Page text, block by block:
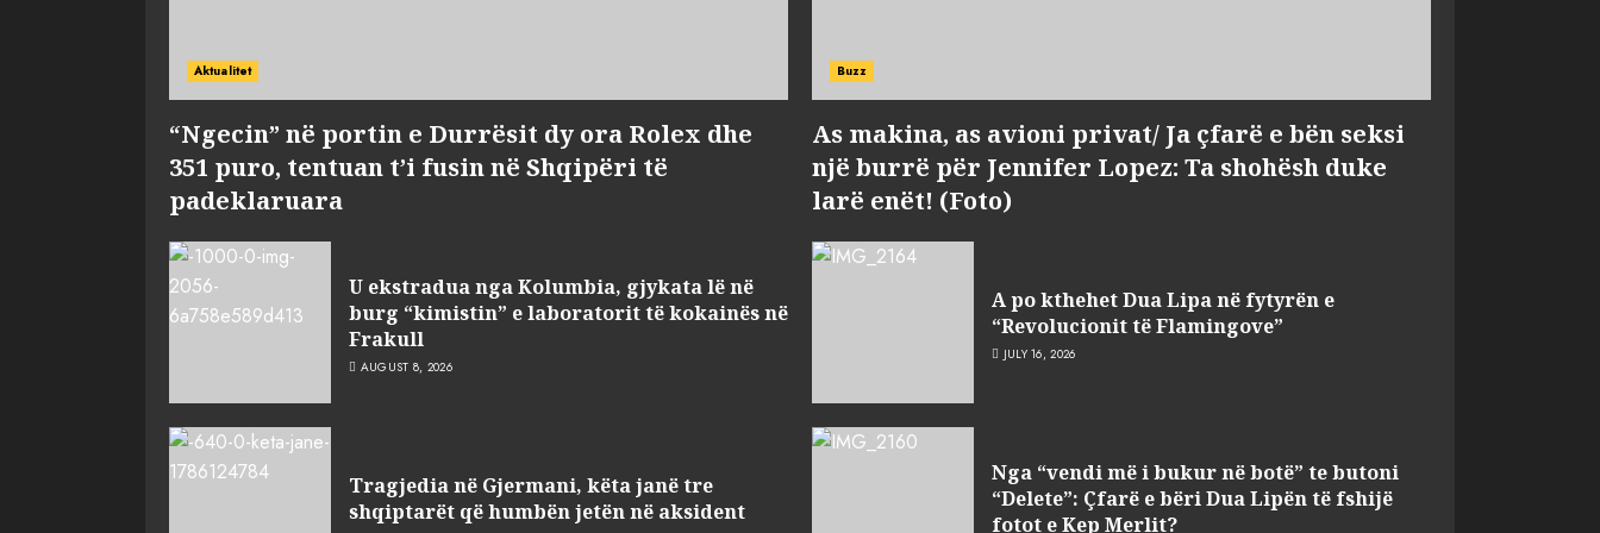
Aktualitet
“Ngecin” në portin e Durrësit dy ora Rolex dhe
351 puro, tentuan t’i fusin në Shqipëri të
padeklaruara
U ekstradua nga Kolumbia, gjykata lë në
burg “kimistin” e laboratorit të kokainës në
Frakull
AUGUST 8, 2026
Tragjedia në Gjermani, këta janë tre
shqiptarët që humbën jetën në aksident
Buzz
As makina, as avioni privat/ Ja çfarë e bën seksi
një burrë për Jennifer Lopez: Ta shohësh duke
larë enët! (Foto)
A po kthehet Dua Lipa në fytyrën e
“Revolucionit të Flamingove”
JULY 16, 2026
Nga “vendi më i bukur në botë” te butoni
“Delete”: Çfarë e bëri Dua Lipën të fshijë
fotot e Kep Merlit?